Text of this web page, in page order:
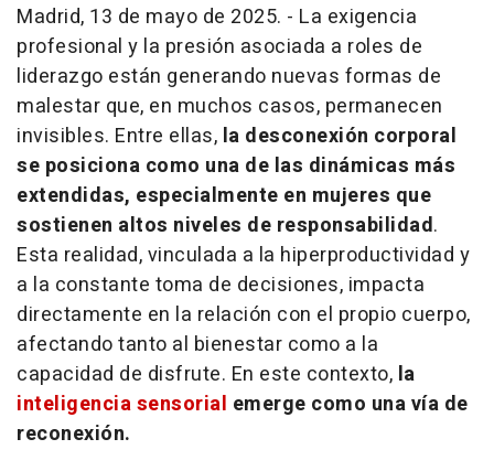
Madrid, 13 de mayo de 2025. - La exigencia
profesional y la presión asociada a roles de
liderazgo están generando nuevas formas de
malestar que, en muchos casos, permanecen
invisibles. Entre ellas, la desconexión corporal
se posiciona como una de las dinámicas más
extendidas, especialmente en mujeres que
sostienen altos niveles de responsabilidad.
Esta realidad, vinculada a la hiperproductividad y
a la constante toma de decisiones, impacta
directamente en la relación con el propio cuerpo,
afectando tanto al bienestar como a la
capacidad de disfrute. En este contexto, la
inteligencia sensorial emerge como una vía de
reconexión.